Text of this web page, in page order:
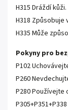
H315 Dráždíkůži.
H318 Způsobuje
H335 Může způ
Pokyny pro
P102Uchová
P260
P280Používejte
P305+P351+P338